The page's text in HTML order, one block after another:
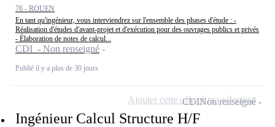
76 - ROUEN
En tant qu'ingénieur, vous interviendrez sur l'ensemble des phases d'étude : -
Réalisation d'études d'avant-projet et d'exécution pour des ouvrages publics et privés
- Élaboration de notes de calcul...
CDI - Non renseigné
Publié il y a plus de 30 jours
Ingénieur Calcul Structure H/F
CDINon renseigné
Ajouter cette offre à ma sélection